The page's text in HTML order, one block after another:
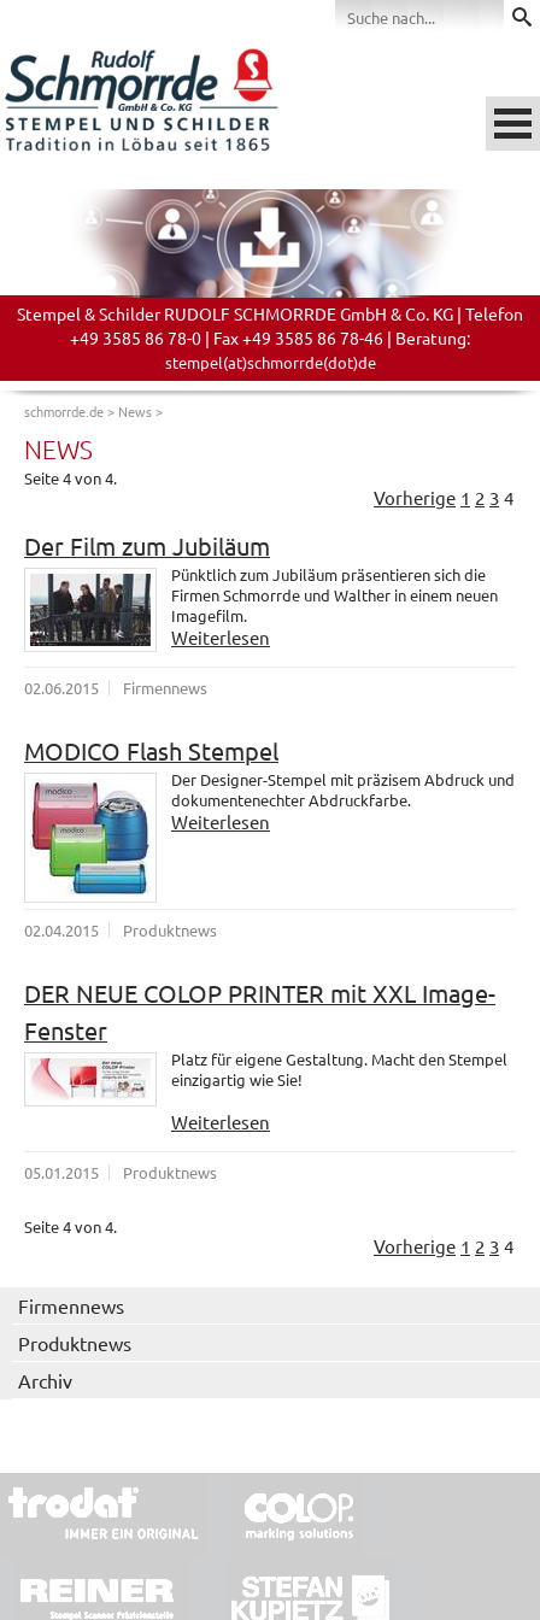
Stempel & Schilder RUDOLF SCHMORRDE GmbH & Co. KG | Telefon
+49 3585 86 78-0 | Fax +49 3585 86 78-46 | Beratung:
stempel(at)schmorrde(dot)de
schmorrde.de> News>
NEWS
Seite 4 von 4.
Vorherige 1 2 3 4
Der Film zum Jubiläum
Pünktlich zum Jubiläum präsentieren sich die
Firmen Schmorrde und Walther in einem neuen
Imagefilm.
Weiterlesen
02.06.2015 Firmennews
MODICO Flash Stempel
Der Designer-Stempel mit präzisem Abdruck und
dokumentenechter Abdruckfarbe.
Weiterlesen
02.04.2015 Produktnews
DER NEUE COLOP PRINTER mit XXL Image-
Fenster
Platz für eigene Gestaltung. Macht den Stempel
einzigartig wie Sie!
Weiterlesen
05.01.2015 Produktnews
Seite 4 von 4.
Vorherige 1 2 3 4
Firmennews
Produktnews
Archiv